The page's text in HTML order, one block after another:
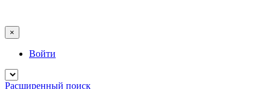
×
Войти
Расширенный поиск